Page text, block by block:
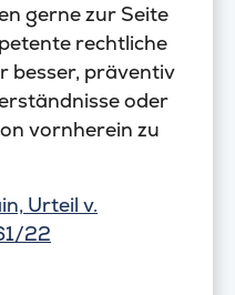
gerne zur Seite
rechtliche
besser, präventiv
oder
vornherein zu
Urteil v.
22